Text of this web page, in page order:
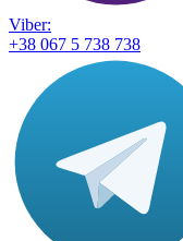
Viber:
+38 067 5 738 738